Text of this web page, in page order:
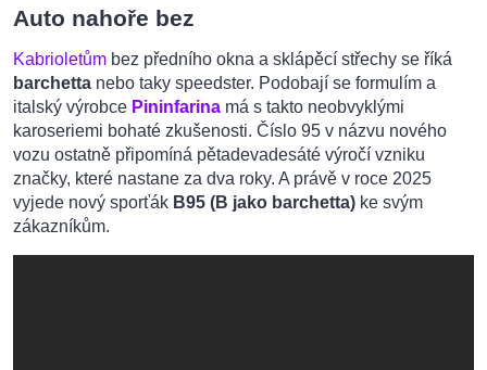
Auto nahoře bez
Kabrioletům bez předního okna a sklápěcí střechy se říká
barchetta nebo taky speedster. Podobají se formulím a
italský výrobce Pininfarina má s takto neobvyklými
karoseriemi bohaté zkušenosti. Číslo 95 v názvu nového
vozu ostatně připomíná pětadevadesáté výročí vzniku
značky, které nastane za dva roky. A právě v roce 2025
vyjede nový sporťák B95 (B jako barchetta) ke svým
zákazníkům.